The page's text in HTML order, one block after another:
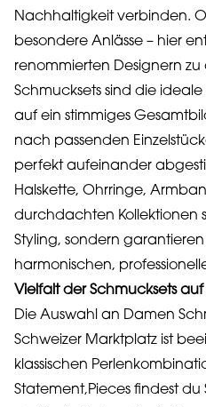
Nachhaltigkeit verbinden.
besondere Anlässe – hier
renommierten Designern zu
Schmucksets sind die
auf ein stimmiges
nach passenden
perfekt aufeinander
Halskette, Ohrringe,
durchdachten Kollektionen
Styling, sondern
harmonischen,
Vielfalt der Schmucksets auf
Die Auswahl an Damen
Schweizer Marktplatz ist
klassischen
Statement,Pieces findest